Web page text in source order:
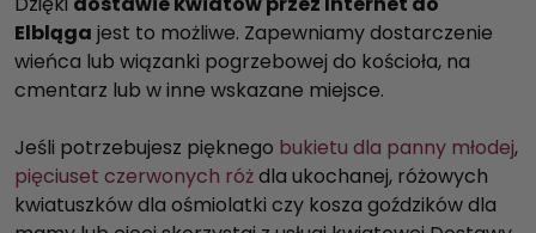
Elbląga jest to możliwe. Zapewniamy dostarczenie
wieńca lub wiązanki pogrzebowej do kościoła, na
cmentarz lub w inne wskazane miejsce.
Jeśli potrzebujesz pięknego bukietu dla panny młodej,
pięciuset czerwonych różdla ukochanej, różowych
kwiatuszków dla ośmiolatki czy kosza goździków dla